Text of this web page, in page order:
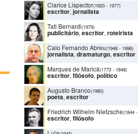
Clarice Lispector(1920 - 1977)
escritor, jornalista
Tati Bernardi(1979)
publicitário, escritor, roteirista
Caio Fernando Abreu(1948 - 1996)
jornalista, dramaturgo, escritor
Marques de Maricá(1773 - 1848)
escritor, filósofo, político
Augusto Branco(1980)
poeta, escritor
Friedrich Wilhelm Nietzsche(1844 -
escritor, filósofo